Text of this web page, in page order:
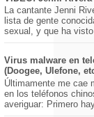
La cantante Jenni
lista de gente
sexual, y que ha
Virus malware en
(Doogee, Ulefone,
Últimamente me cae
en los teléfonos
averiguar: Primero